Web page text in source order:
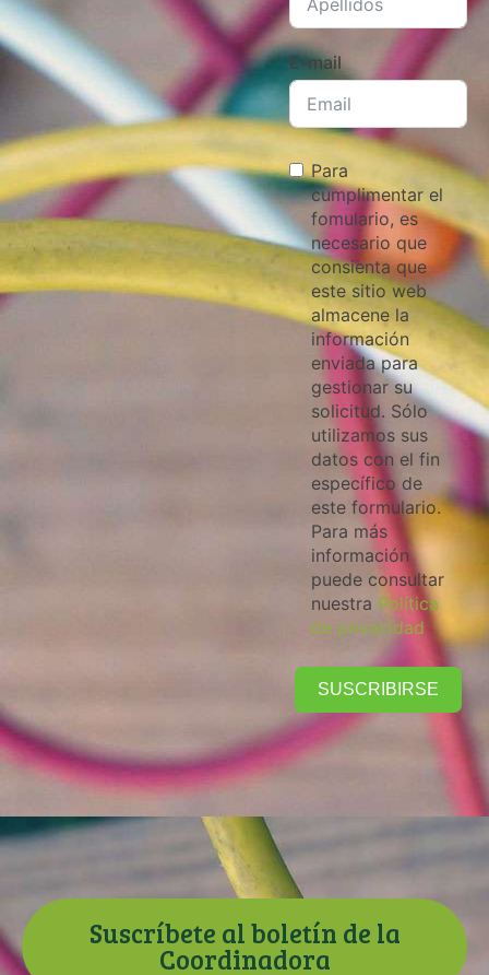
E-mail
Para
cumplimentar el
fomulario, es
necesario que
consienta que
este sitio web
almacene la
información
enviada para
gestionar su
solicitud. Sólo
utilizamos sus
datos con el fin
específico de
este formulario.
Para más
información
puede consultar
nuestra Política
de privacidad
SUSCRIBIRSE
Suscríbete al boletín de la
Coordinadora